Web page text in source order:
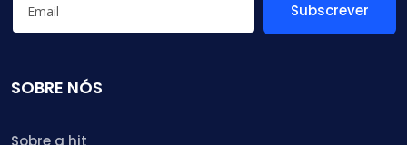
Subscrever
SOBRE NÓS
Sobre a hit